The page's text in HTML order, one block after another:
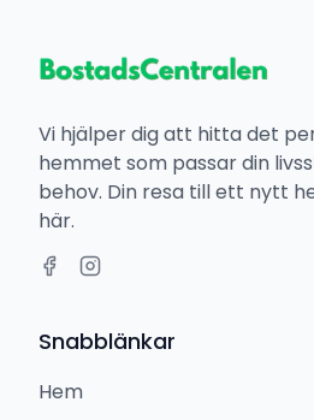
Vi hjälper dig att hitta det
hemmet som passar din
behov. Din resa till ett nytt
här.
Snabblänkar
Hem